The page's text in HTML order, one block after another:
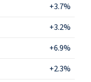
+3.7%
+3.2%
+6.9%
+2.3%